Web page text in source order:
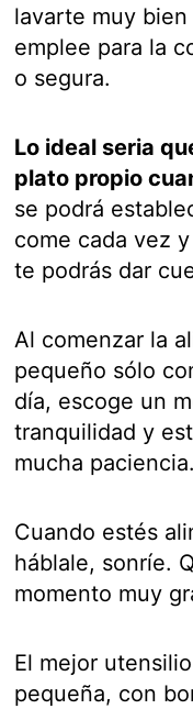
lavarte muy
emplee para la
o segura.
Lo ideal seria
plato propio
se podrá
come cada vez
te podrás dar
Al comenzar la
pequeño sólo
día, escoge un
tranquilidad y
mucha paciencia.
Cuando estés
háblale, sonríe.
momento muy
El mejor
pequeña, con